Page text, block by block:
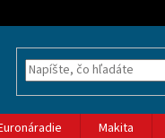
Makita